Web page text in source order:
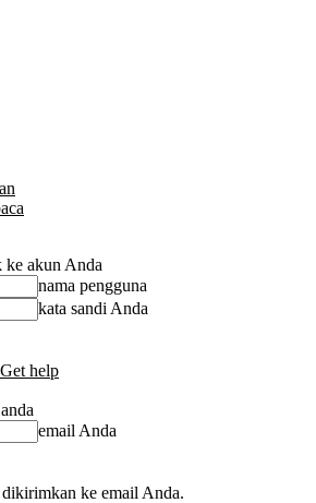
ke akun Anda
nama pengguna
kata sandi Anda
help
email Anda
dikirimkan ke email Anda.